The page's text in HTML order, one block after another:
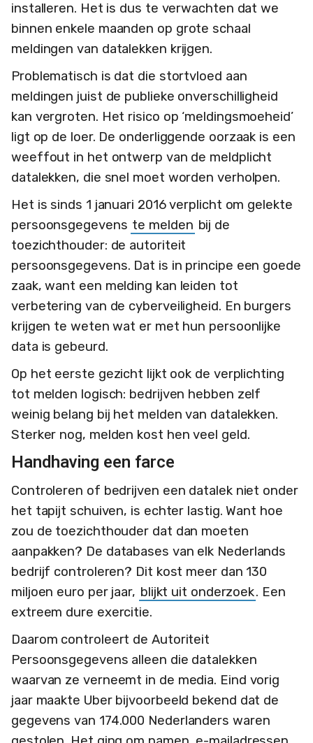
installeren. Het is dus te verwachten dat we
binnen enkele maanden op grote schaal
meldingen van datalekken krijgen.
Problematisch is dat die stortvloed aan
meldingen juist de publieke onverschilligheid
kan vergroten. Het risico op ‘meldingsmoeheid’
ligt op de loer. De onderliggende oorzaak is een
weeffout in het ontwerp van de meldplicht
datalekken, die snel moet worden verholpen.
Het is sinds 1 januari 2016 verplicht om gelekte
persoonsgegevens te melden bij de
toezichthouder: de autoriteit
persoonsgegevens. Dat is in principe een goede
zaak, want een melding kan leiden tot
verbetering van de cyberveiligheid. En burgers
krijgen te weten wat er met hun persoonlijke
data is gebeurd.
Op het eerste gezicht lijkt ook de verplichting
tot melden logisch: bedrijven hebben zelf
weinig belang bij het melden van datalekken.
Sterker nog, melden kost hen veel geld.
Handhaving een farce
Controleren of bedrijven een datalek niet onder
het tapijt schuiven, is echter lastig. Want hoe
zou de toezichthouder dat dan moeten
aanpakken? De databases van elk Nederlands
bedrijf controleren? Dit kost meer dan 130
miljoen euro per jaar, blijkt uit onderzoek. Een
extreem dure exercitie.
Daarom controleert de Autoriteit
Persoonsgegevens alleen die datalekken
waarvan ze verneemt in de media. Eind vorig
jaar maakte Uber bijvoorbeeld bekend dat de
gegevens van 174.000 Nederlanders waren